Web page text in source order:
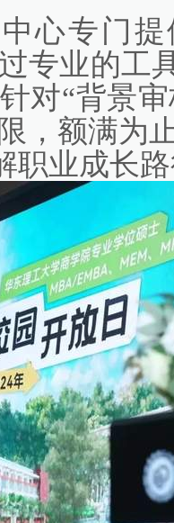
心专门
专业的工
对“背景
，额满为
职业成长